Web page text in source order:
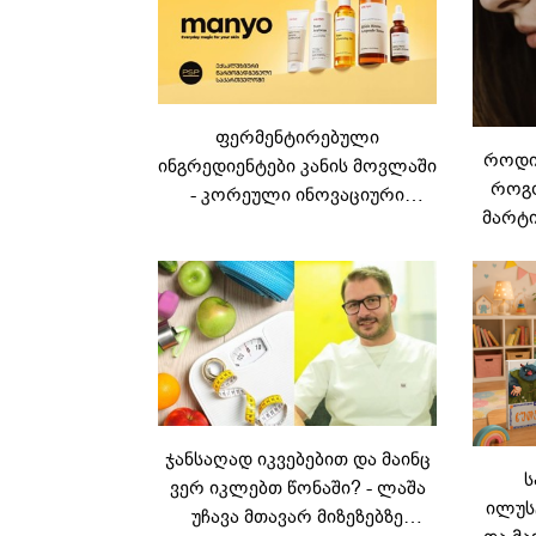
ფერმენტირებული
ინგრედიენტები კანის მოვლაში
- კორეული ინოვაციური
ჯანსაღად იკვებებით და მაინც
ვერ იკლებთ წონაში? - ლაშა
უჩავა მთავარ მიზეზებზე